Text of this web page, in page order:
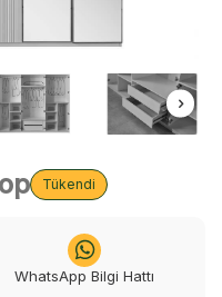
Tükendi
WhatsApp Bilgi Hattı